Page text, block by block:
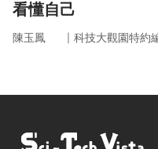
看懂自己
陳玉鳳 ｜ 科技大觀園特約